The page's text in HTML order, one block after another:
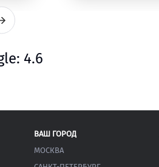
4.6
ВАШ ГОРОД
МОСКВА